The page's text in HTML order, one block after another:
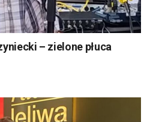
– zielone płuca